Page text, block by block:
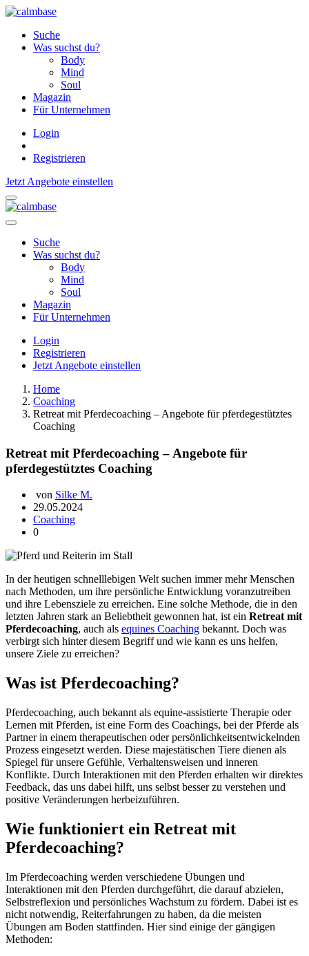
Suche
Was suchst du?
Body
Mind
Soul
Magazin
Für Unternehmen
Login
Registrieren
Jetzt Angebote einstellen
Suche
Was suchst du?
Body
Mind
Soul
Magazin
Für Unternehmen
Login
Registrieren
Jetzt Angebote einstellen
Home
Coaching
Retreat mit Pferdecoaching – Angebote für pferdegestütztes
Coaching
Retreat mit Pferdecoaching – Angebote für
pferdegestütztes Coaching
von Silke M.
29.05.2024
Coaching
0
In der heutigen schnelllebigen Welt suchen immer mehr Menschen
nach Methoden, um ihre persönliche Entwicklung voranzutreiben
und ihre Lebensziele zu erreichen. Eine solche Methode, die in den
letzten Jahren stark an Beliebtheit gewonnen hat, ist ein Retreat mit
Pferdecoaching, auch als equines Coaching bekannt. Doch was
verbirgt sich hinter diesem Begriff und wie kann es uns helfen,
unsere Ziele zu erreichen?
Was ist Pferdecoaching?
Pferdecoaching, auch bekannt als equine-assistierte Therapie oder
Lernen mit Pferden, ist eine Form des Coachings, bei der Pferde als
Partner in einem therapeutischen oder persönlichkeitsentwickelnden
Prozess eingesetzt werden. Diese majestätischen Tiere dienen als
Spiegel für unsere Gefühle, Verhaltensweisen und inneren
Konflikte. Durch Interaktionen mit den Pferden erhalten wir direktes
Feedback, das uns dabei hilft, uns selbst besser zu verstehen und
positive Veränderungen herbeizuführen.
Wie funktioniert ein Retreat mit
Pferdecoaching?
Im Pferdecoaching werden verschiedene Übungen und
Interaktionen mit den Pferden durchgeführt, die darauf abzielen,
Selbstreflexion und persönliches Wachstum zu fördern. Dabei ist es
nicht notwendig, Reiterfahrungen zu haben, da die meisten
Übungen am Boden stattfinden. Hier sind einige der gängigen
Methoden: